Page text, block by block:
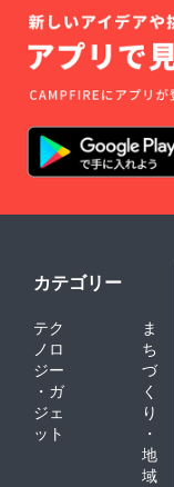
カテゴリー
テク
ノロ
ジー
・ガ
ジェ
ット
ま
ち
づ
く
り
・
地
域